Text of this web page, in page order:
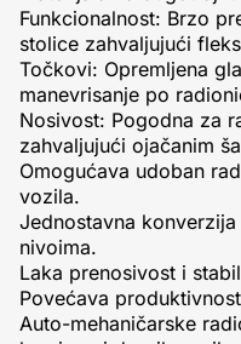
Funkcionalnost: Brzo
stolice zahvaljujući
Točkovi: Opremljena
manevrisanje po
Nosivost: Pogodna za
zahvaljujući ojačanim
Omogućava udoban
vozila.
Jednostavna
nivoima.
Laka prenosivost i
Povećava
Auto-mehaničarske